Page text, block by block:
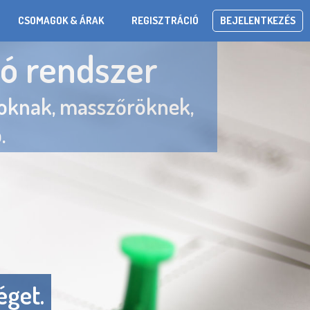
CSOMAGOK & ÁRAK REGISZTRÁCIÓ BEJELENTKEZÉS
rendszer
masszőröknek,
management
századba!